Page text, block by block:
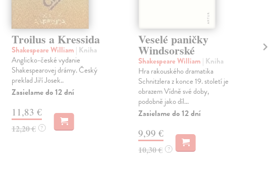
Troilus a Kressida
Shakespeare William | Kniha
Anglicko-české vydanie
Shakespearovej drámy. Český
preklad Jiří Josek..
Zasielame do 12 dní
11,83 €
12,20 € ?
Veselé paničky
Windsorské
Shakespeare William | Kniha
Hra rakouského dramatika
Schnitzlera z konce 19. století je
obrazem Vídně své doby,
podobně jako díl...
Zasielame do 12 dní
9,99 €
10,30 € ?